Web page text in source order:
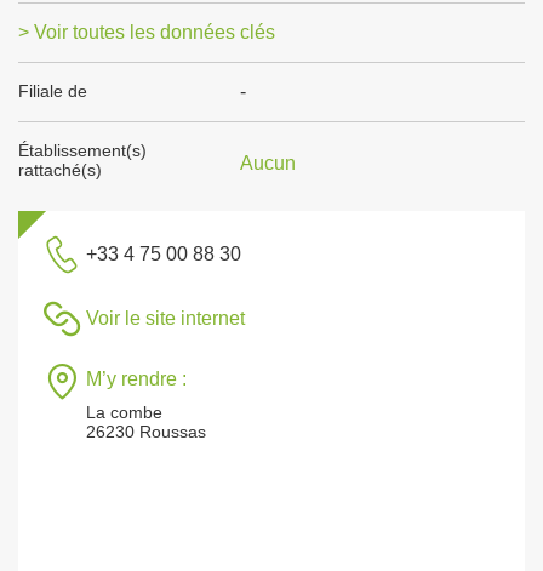
> Voir toutes les données clés
Filiale de -
Établissement(s)
rattaché(s)
Aucun
+33 4 75 00 88 30
Voir le site internet
M’y rendre :
La combe
26230 Roussas